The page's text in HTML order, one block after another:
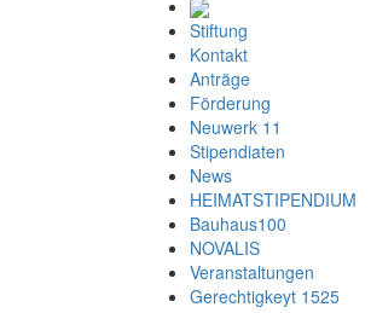
Stiftung
Kontakt
Anträge
Förderung
Neuwerk 11
Stipendiaten
News
HEIMATSTIPENDIUM
Bauhaus100
NOVALIS
Veranstaltungen
Gerechtigkeyt 1525